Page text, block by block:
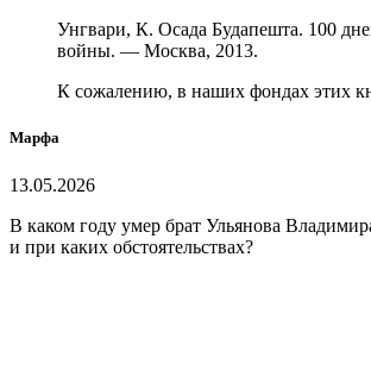
Унгвари, К. Осада Будапешта. 100
войны. — Москва, 2013.
К сожалению, в наших фондах этих
Марфа
13.05.2026
В каком году умер брат Ульянова
и при каких обстоятельствах?